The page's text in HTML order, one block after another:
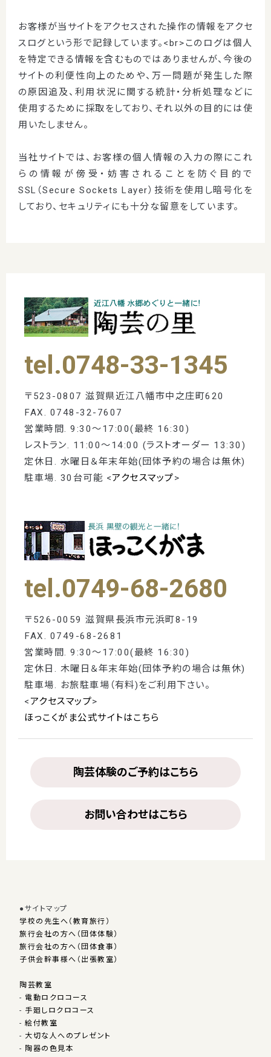
お客様が当サイトをアクセスされた操作の情報をアクセ
スログという形で記録しています。<br>このログは個人
を特定できる情報を含むものではありませんが、今後の
サイトの利便性向上のためや、万一問題が発生した際
の原因追及、利用状況に関する統計・分析処理などに
使用するために採取をしており、それ以外の目的には使
用いたしません。
当社サイトでは、お客様の個人情報の入力の際にこれ
らの情報が傍受・妨害されることを防ぐ目的で
SSL（Secure Sockets Layer）技術を使用し暗号化を
しており、セキュリティにも十分な留意をしています。
tel.0748-33-1345
〒523-0807 滋賀県近江八幡市中之庄町620
FAX. 0748-32-7607
営業時間. 9:30～17:00(最終 16:30)
レストラン. 11:00〜14:00 (ラストオーダー 13:30)
定休日. 水曜日＆年末年始(団体予約の場合は無休)
駐車場. 30台可能 <アクセスマップ>
tel.0749-68-2680
〒526-0059 滋賀県長浜市元浜町8-19
FAX. 0749-68-2681
営業時間. 9:30～17:00(最終 16:30)
定休日. 木曜日＆年末年始(団体予約の場合は無休)
駐車場. お旅駐車場（有料)をご利用下さい。
< アクセスマップ>
ほっこくがま公式サイトはこちら
陶芸体験のご予約はこちら
お問い合わせはこちら
●サイトマップ
学校の先生へ（教育旅行）
旅行会社の方へ（団体体験）
旅行会社の方へ（団体食事）
子供会幹事様へ（出張教室）
陶芸教室
- 電動ロクロコース
- 手廻しロクロコース
- 絵付教室
- 大切な人へのプレゼント
- 陶器の色見本